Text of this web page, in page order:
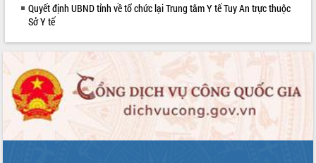
Rà soát, hoàn thiện hệ thống thiết chế
văn hóa, thể thao đáp ứng yêu cầu
Thường trực HĐND tỉnh Đắk Lắk gặp
mặt Đoàn chuyên gia y tế TP. Hồ Chí
Minh
Lễ truy điệu và an táng hài cốt liệt sĩ
tại Nghĩa trang Liệt sĩ xã Sơn Hòa
Bàn giải pháp tháo gỡ khó khăn trong
LIÊN KẾT WEB
Quyết định UBND tỉnh về tổ chức lại Trung tâm Y tế Tuy An trực thuộc
Sở Y tế